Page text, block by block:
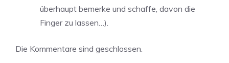
überhaupt bemerke und schaffe, davon die
Finger zu lassen…).
Die Kommentare sind geschlossen.